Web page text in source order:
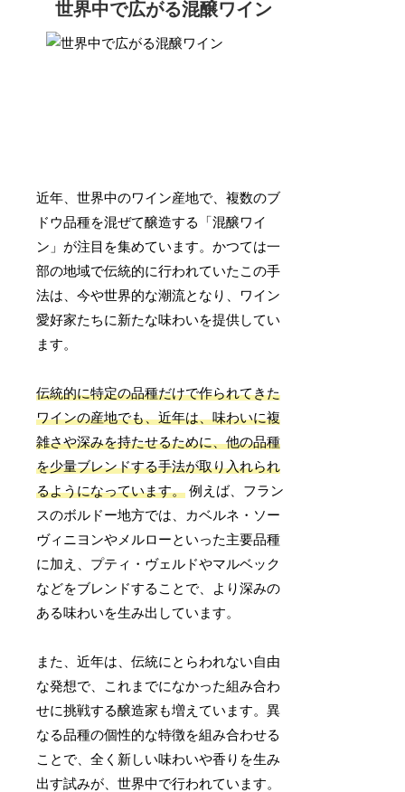
世界中で広がる混醸ワイン
近年、世界中のワイン産地で、複数のブ
ドウ品種を混ぜて醸造する「混醸ワイ
ン」が注目を集めています。かつては一
部の地域で伝統的に行われていたこの手
法は、今や世界的な潮流となり、ワイン
愛好家たちに新たな味わいを提供してい
ます。
伝統的に特定の品種だけで作られてきた
ワインの産地でも、近年は、味わいに複
雑さや深みを持たせるために、他の品種
を少量ブレンドする手法が取り入れられ
るようになっています。 例えば、フラン
スのボルドー地方では、カベルネ・ソー
ヴィニヨンやメルローといった主要品種
に加え、プティ・ヴェルドやマルベック
などをブレンドすることで、より深みの
ある味わいを生み出しています。
また、近年は、伝統にとらわれない自由
な発想で、これまでになかった組み合わ
せに挑戦する醸造家も増えています。異
なる品種の個性的な特徴を組み合わせる
ことで、全く新しい味わいや香りを生み
出す試みが、世界中で行われています。